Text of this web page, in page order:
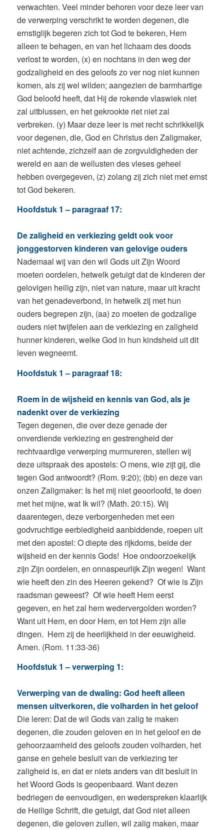
verwachten. Veel minder behoren voor deze leer van
de verwerping verschrikt te worden degenen, die
ernstiglijk begeren zich tot God te bekeren, Hem
alleen te behagen, en van het lichaam des doods
verlost te worden, (x) en nochtans in den weg der
godzaligheid en des geloofs zo ver nog niet kunnen
komen, als zij wel wilden; aangezien de barmhartige
God beloofd heeft, dat Hij de rokende vlaswiek niet
zal uitblussen, en het gekrookte riet niet zal
verbreken. (y) Maar deze leer is met recht schrikkelijk
voor degenen, die, God en Christus den Zaligmaker,
niet achtende, zichzelf aan de zorgvuldigheden der
wereld en aan de wellusten des vleses geheel
hebben overgegeven, (z) zolang zij zich niet met ernst
tot God bekeren.
Hoofdstuk 1 – paragraaf 17:
De zaligheid en verkiezing geldt ook voor
jonggestorven kinderen van gelovige ouders
Nademaal wij van den wil Gods uit Zijn Woord
moeten oordelen, hetwelk getuigt dat de kinderen der
gelovigen heilig zijn, niet van nature, maar uit kracht
van het genadeverbond, in hetwelk zij met hun
ouders begrepen zijn, (aa) zo moeten de godzalige
ouders niet twijfelen aan de verkiezing en zaligheid
hunner kinderen, welke God in hun kindsheid uit dit
leven wegneemt.
Hoofdstuk 1 – paragraaf 18:
Roem in de wijsheid en kennis van God, als je
nadenkt over de verkiezing
Tegen degenen, die over deze genade der
onverdiende verkiezing en gestrengheid der
rechtvaardige verwerping murmureren, stellen wij
deze uitspraak des apostels: O mens, wie zijt gij, die
tegen God antwoordt? (Rom. 9:20); (bb) en deze van
onzen Zaligmaker: Is het mij niet geoorloofd, te doen
met het mijne, wat Ik wil? (Math. 20:15). Wij
daarentegen, deze verborgenheden met een
godvruchtige eerbiedigheid aanbiddende, roepen uit
met den apostel: O diepte des rijkdoms, beide der
wijsheid en der kennis Gods! Hoe ondoorzoekelijk
zijn Zijn oordelen, en onnaspeurlijk Zijn wegen! Want
wie heeft den zin des Heeren gekend? Of wie is Zijn
raadsman geweest? Of wie heeft Hem eerst
gegeven, en het zal hem wedervergolden worden?
Want uit Hem, en door Hem, en tot Hem zijn alle
dingen. Hem zij de heerlijkheid in der eeuwigheid.
Amen. (Rom. 11:33-36)
Hoofdstuk 1 – verwerping 1:
Verwerping van de dwaling: God heeft alleen
mensen uitverkoren, die volharden in het geloof
Die leren: Dat de wil Gods van zalig te maken
degenen, die zouden geloven en in het geloof en de
gehoorzaamheid des geloofs zouden volharden, het
ganse en gehele besluit van de verkiezing ter
zaligheid is, en dat er niets anders van dit besluit in
het Woord Gods is geopenbaard. Want dezen
bedriegen de eenvoudigen, en wederspreken klaarlijk
de Heilige Schrift, die getuigt, dat God niet alleen
degenen, die geloven zullen, wil zalig maken, maar